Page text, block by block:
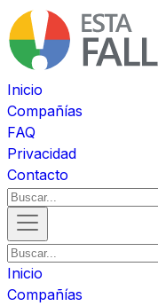
Inicio
Compañías
FAQ
Privacidad
Contacto
Inicio
Compañías